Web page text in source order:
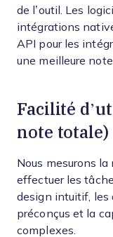
de l’outil. Les
intégrations
API pour les
une meilleure note.
Facilité
note totale)
Nous mesurons
effectuer les
design intuitif, les
préconçus et la
complexes.